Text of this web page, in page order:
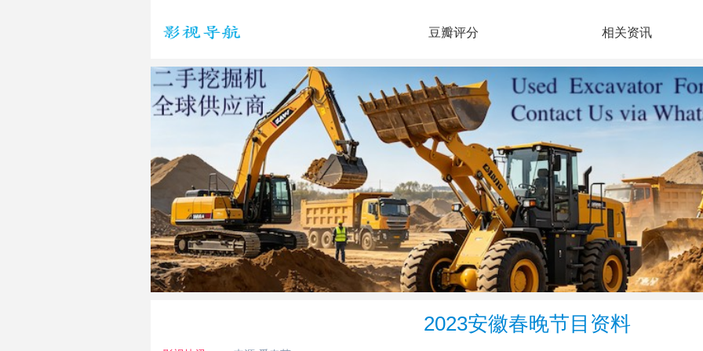
豆瓣评分 相关资讯
2023安徽春晚节目资料